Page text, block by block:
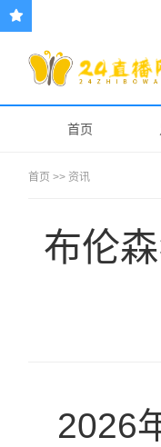
首页
首页 >> 资讯
布伦
2026